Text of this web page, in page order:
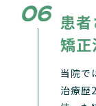
患
矯正
当院で
治療歴